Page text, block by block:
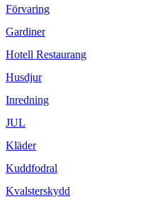
Förvaring
Gardiner
Hotell Restaurang
Husdjur
Inredning
JUL
Kläder
Kuddfodral
Kvalsterskydd